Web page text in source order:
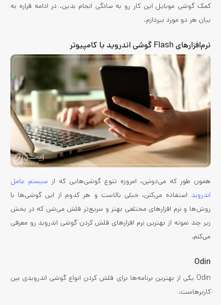
کمک گوشی موبایل این کار رو به‌ سادگی انجام بدین. در ادامه قراره به
بیان هر دو مورد بپردازم.
نرم‌افزارهای Flash گوشی اندروید با کامپیوتر
همون طور که می‌دونین، امروزه تنوع گوشی‌هایی که از سیستم عامل
اندروید استفاده می‌کنن، خیلی بالاست و هر کدوم از این گوشی‌ها با
روش‌ها و نرم افزارهای مختلفی بهتر و سریع‌تر فلش می‌شن که در بخش
زیر چند نمونه از بهترین نرم افزارهای فلش کردن گوشی اندروید رو معرفی
می‌کنم.
Odin
Odin یکی از بهترین برنامه‌ها برای فلش کردن انواع گوشی اندرویدی بین
کاربرهاست.